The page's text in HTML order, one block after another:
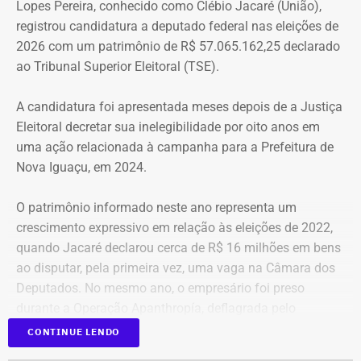
que atenda as necessidades básicas das famílias. Desde
que eu entrei no MLB nunca faltou comida. Só o que falta
mesmo é um teto, um lar para morar. Queremos fazer
valer um direito constitucional que nunca foi cumprido”
A Central de Movimentos Populares do Rio de Janeiro
(CMPRJ) emitiu nota de apoio e solidariedade e lembrou
que as famílias lutam há anos pelo direito à moradia com
organização e resistência.
“Sabemos que a moradia é a base de tudo. Quando um
movimento ocupa um imóvel abandonado ou
subutilizado, mais do que dar um teto, o que já é
fundamental, ele devolve esperança e perspectiva de vida
para centenas de pessoas, sobretudo para as crianças”,
Lopes Pereira, conhecido como Clébio Jacaré (União),
registrou candidatura a deputado federal nas eleições de
2026 com um patrimônio de R$ 57.065.162,25 declarado
ao Tribunal Superior Eleitoral (TSE).
A candidatura foi apresentada meses depois de a Justiça
Eleitoral decretar sua inelegibilidade por oito anos em
uma ação relacionada à campanha para a Prefeitura de
Nova Iguaçu, em 2024.
O patrimônio informado neste ano representa um
crescimento expressivo em relação às eleições de 2022,
quando Jacaré declarou cerca de R$ 16 milhões em bens
ao disputar, pela primeira vez, uma vaga na Câmara dos
Deputados. No mesmo ano, o empresário foi preso
Ministério Público do Rio de Janeiro (MPRJ), que
investigou um esquema de corrupção na Prefeitura de
CONTINUE LENDO